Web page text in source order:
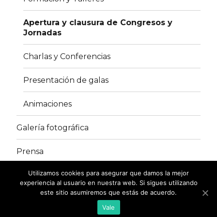
Apertura y clausura de Congresos y
Jornadas
Charlas y Conferencias
Presentación de galas
Animaciones
Galería fotográfica
Prensa
Contacto
Funciona gracias a WordPress
Utilizamos cookies para asegurar que damos la mejor
experiencia al usuario en nuestra web. Si sigues utilizando
este sitio asumiremos que estás de acuerdo.
Vale